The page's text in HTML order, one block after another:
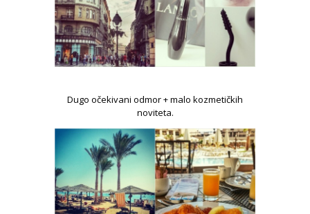
Dugo očekivani odmor + malo kozmetičkih
noviteta.